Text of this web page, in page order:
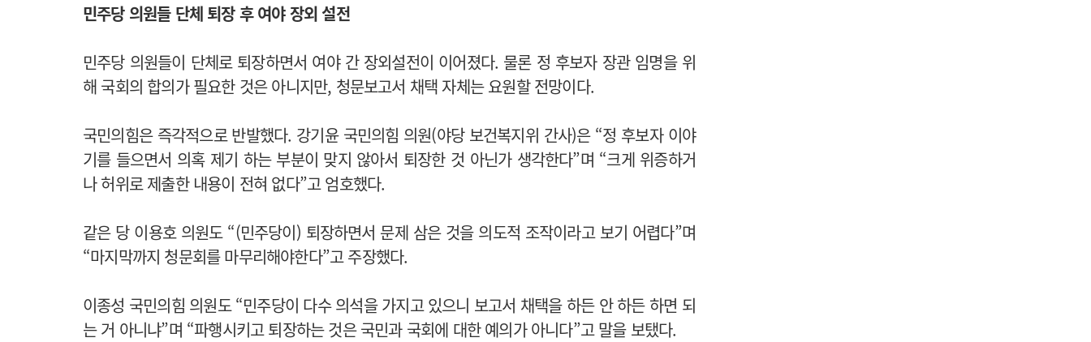
민주당 의원들 단체 퇴장 후 여야 장외 설전
민주당 의원들이 단체로 퇴장하면서 여야 간 장외설전이 이어졌다. 물론 정 후보자 장관 임명을 위
해 국회의 합의가 필요한 것은 아니지만, 청문보고서 채택 자체는 요원할 전망이다.
국민의힘은 즉각적으로 반발했다. 강기윤 국민의힘 의원(야당 보건복지위 간사)은 “정 후보자 이야
기를 들으면서 의혹 제기 하는 부분이 맞지 않아서 퇴장한 것 아닌가 생각한다”며 “크게 위증하거
나 허위로 제출한 내용이 전혀 없다”고 엄호했다.
같은 당 이용호 의원도 “(민주당이) 퇴장하면서 문제 삼은 것을 의도적 조작이라고 보기 어렵다”며
“마지막까지 청문회를 마무리해야한다”고 주장했다.
이종성 국민의힘 의원도 “민주당이 다수 의석을 가지고 있으니 보고서 채택을 하든 안 하든 하면 되
는 거 아니냐”며 “파행시키고 퇴장하는 것은 국민과 국회에 대한 예의가 아니다”고 말을 보탰다.